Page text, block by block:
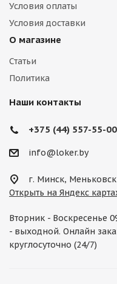
Условия оплаты
Условия доставки
О магазине
Статьи
Политика
Наши контакты
+375 (44) 557-55-00
info@loker.by
г. Минск,
Открыть на Яндекс
Вторник - Воскресенье
- выходной. Онлайн
круглосуточно (24/7)